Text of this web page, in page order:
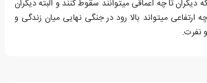
تا چه اعماقی میتوانند سقوط کنند و البته دیگران
ارتفاعی میتواند بالا رود در جنگی نهایی میان زندگی و
نفرت.